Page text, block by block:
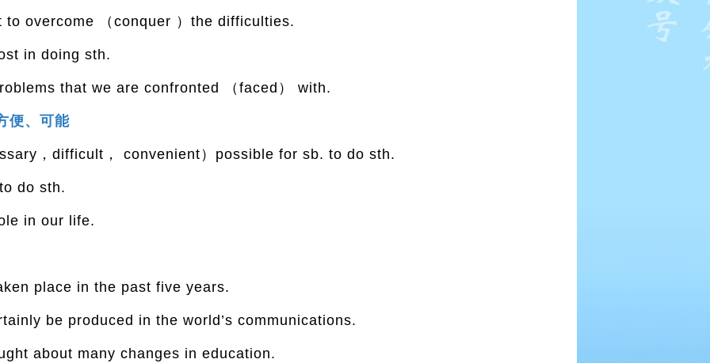
overcome （conquer ）the difficulties.
in doing sth.
that we are confronted （faced） with.
便、可能
，difficult， convenient）possible for sb. to do sth.
do sth.
in our life.
place in the past five years.
be produced in the world’s communications.
about many changes in education.